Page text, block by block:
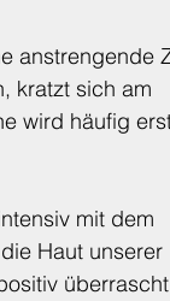
anstrengende
kratzt sich am
wird häufig
mit dem
Haut unserer